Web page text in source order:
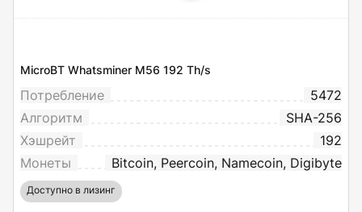
MicroBT Whatsminer M56 192 Th/s
Потребление
5472
Алгоритм
SHA-256
Хэшрейт
192
Монеты
Bitcoin, Peercoin, Namecoin, Digibyte
Доступно в лизинг